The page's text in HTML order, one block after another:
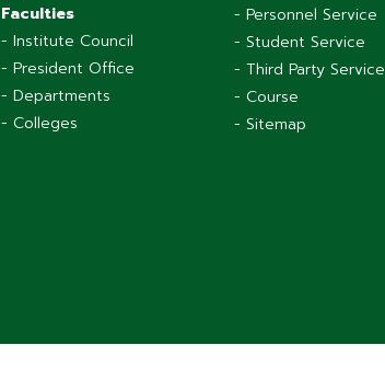
Faculties
- Institute Council
- President Office
- Departments
- Colleges
- Personnel Service
- Student Service
- Third Party Service
- Course
- Sitemap